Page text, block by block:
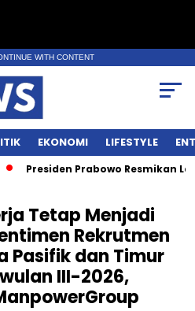
WITH CONTENT
EKONOMI LIFESTYLE
Presiden Prabowo Resmikan
Tetap Menjadi
Rekrutmen
Pasifik dan Timur
III-2026,